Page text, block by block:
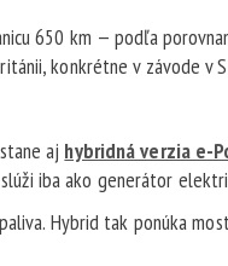
650 km — podľa
konkrétne v závode v
aj hybridná verzia e-
iba ako generátor
Hybrid tak ponúka